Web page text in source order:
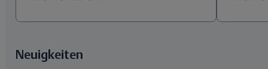
Neuigkeiten